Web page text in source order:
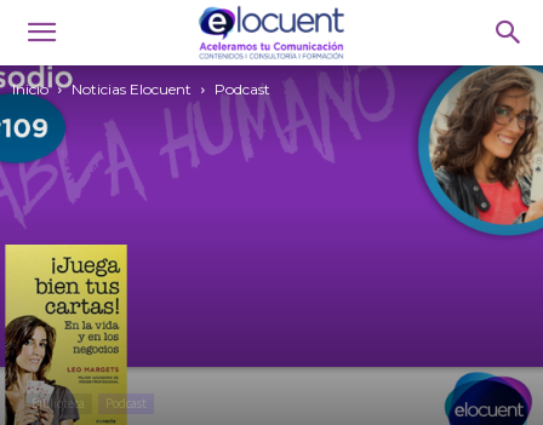
Inicio Noticias Elocuent Podcast
Biblioteca Podcast